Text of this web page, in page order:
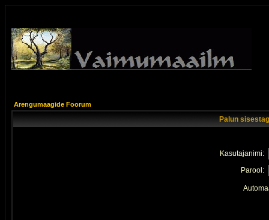
Arengumaagide Foorum
Palun
Kasutajanimi:
Parool: